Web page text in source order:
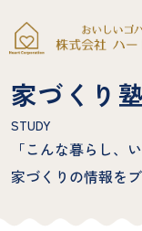
家づくり
STUDY
「こんな暮らし、
家づくりの情報を